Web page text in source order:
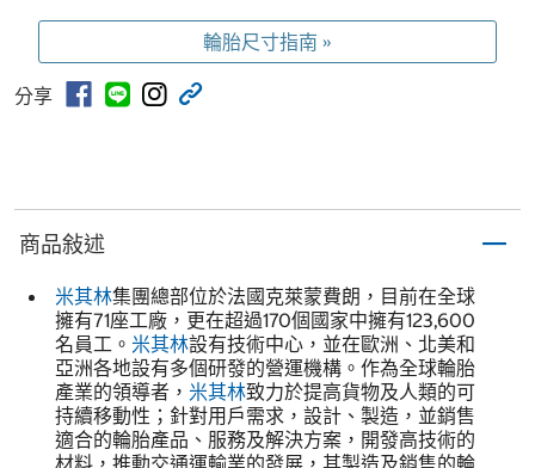
輪胎尺寸指南 »
分享
商品敍述
米其林集團總部位於法國克萊蒙費朗，目前在全球
擁有71座工廠，更在超過170個國家中擁有123,600
名員工。 米其林設有技術中心，並在歐洲、北美和
亞洲各地設有多個研發的營運機構。作為全球輪胎
產業的領導者， 米其林致力於提高貨物及人類的可
持續移動性；針對用戶需求，設計、製造，並銷售
適合的輪胎產品、服務及解決方案，開發高技術的